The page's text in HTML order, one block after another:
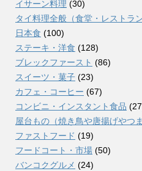
イサーン料理 (30)
タイ料理全般（食堂・レストラン
日本食 (100)
ステーキ・洋食 (128)
ブレックファースト (86)
スイーツ・菓子 (23)
カフェ・コーヒー (67)
コンビニ・インスタント食品
屋台もの（焼き鳥や唐揚げやつま
ファストフード (19)
フードコート・市場 (50)
バンコクグルメ (24)